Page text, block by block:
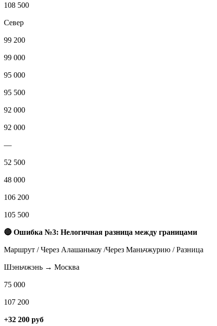
108 500
Север
99 200
99 000
95 000
95 500
92 000
92 000
—
52 500
48 000
106 200
105 500
🔴 Ошибка №3: Нелогичная разница между границами
Маршрут / Через Алашанькоу /Через Маньчжурию / Разница
Шэньчжэнь → Москва
75 000
107 200
+32 200 руб